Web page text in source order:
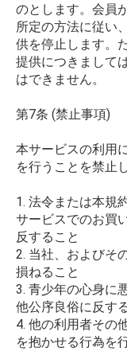
のとします。会員
所定の方法に従い
供を停止します。
提供につきまして
はできません。
第7条 (禁止事項)
本サービスの利用
を行うことを禁止
1. 法令または本規
サービスでのお買
反すること
2. 当社、およびそ
損ねること
3. 青少年の心身に
他公序良俗に反す
4. 他の利用者その
を抱かせる行為を